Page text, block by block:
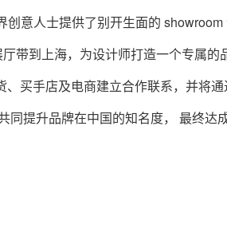
科 技
意⼈士提供了别开生面的 showroom
带到上海，为设计师打造一个专属的
买手店及电商建立合作联系，并将
同提升品牌在中国的知名度， 最终达